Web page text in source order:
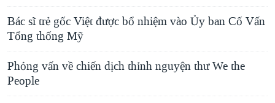
Bác sĩ trẻ gốc Việt được bổ nhiệm vào Ủy ban Cố Vấn
Tổng thống Mỹ
Phỏng vấn về chiến dịch thỉnh nguyện thư We the
People